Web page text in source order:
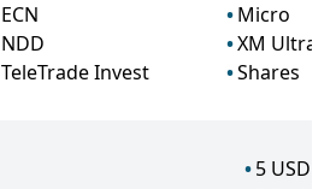
ECN
NDD
TeleTrade Invest
Micro
XM Ultra
Shares
5 USD